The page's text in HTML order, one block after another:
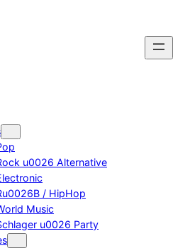
u0026 Alternative
/ HipHop
Music
u0026 Party